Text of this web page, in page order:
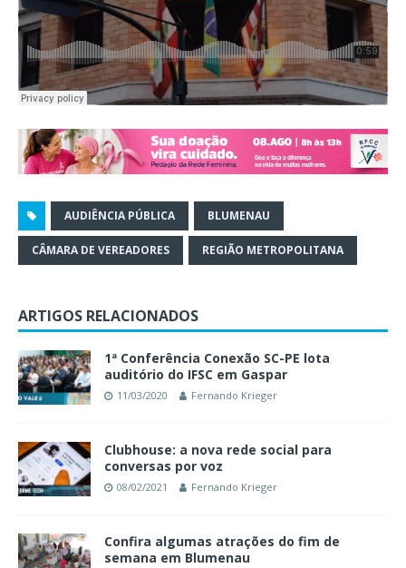
AUDIÊNCIA PÚBLICA BLUMENAU
CÂMARA DE VEREADORES REGIÃO METROPOLITANA
ARTIGOS RELACIONADOS
1ª Conferência Conexão SC-PE lota
auditório do IFSC em Gaspar
11/03/2020 Fernando Krieger
Clubhouse: a nova rede social para
conversas por voz
08/02/2021 Fernando Krieger
Confira algumas atrações do fim de
semana em Blumenau